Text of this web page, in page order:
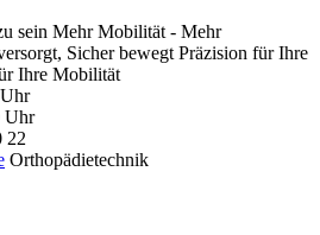
sein Mehr Mobilität - Mehr
Sicher bewegt Präzision für Ihre
Ihre Mobilität
Uhr
22
Orthopädietechnik